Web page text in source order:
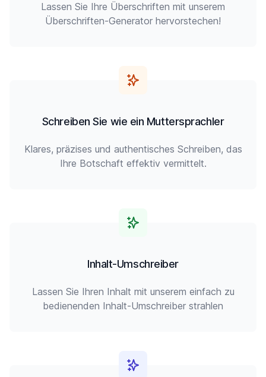
Lassen Sie Ihre Überschriften mit unserem
Überschriften-Generator hervorstechen!
Schreiben Sie wie ein Muttersprachler
Klares, präzises und authentisches Schreiben, das
Ihre Botschaft effektiv vermittelt.
Inhalt-Umschreiber
Lassen Sie Ihren Inhalt mit unserem einfach zu
bedienenden Inhalt-Umschreiber strahlen